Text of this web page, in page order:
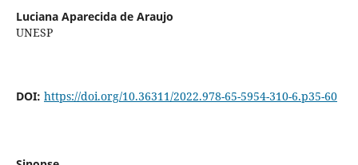
Luciana Aparecida de Araujo
UNESP
DOI: https://doi.org/10.36311/2022.978-65-5954-310-6.p35-60